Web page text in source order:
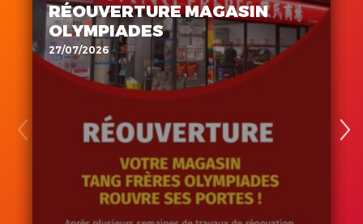
RÉOUVERTURE MAGASIN
OLYMPIADES
27/07/2026